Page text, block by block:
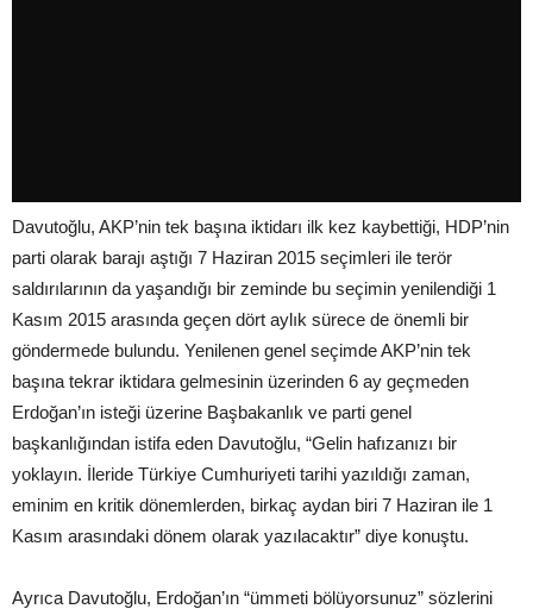
Davutoğlu, AKP’nin tek başına iktidarı ilk kez kaybettiği, HDP’nin
parti olarak barajı aştığı 7 Haziran 2015 seçimleri ile terör
saldırılarının da yaşandığı bir zeminde bu seçimin yenilendiği 1
Kasım 2015 arasında geçen dört aylık sürece de önemli bir
göndermede bulundu. Yenilenen genel seçimde AKP’nin tek
başına tekrar iktidara gelmesinin üzerinden 6 ay geçmeden
Erdoğan’ın isteği üzerine Başbakanlık ve parti genel
başkanlığından istifa eden Davutoğlu, “Gelin hafızanızı bir
yoklayın. İleride Türkiye Cumhuriyeti tarihi yazıldığı zaman,
eminim en kritik dönemlerden, birkaç aydan biri 7 Haziran ile 1
Kasım arasındaki dönem olarak yazılacaktır” diye konuştu.
Ayrıca Davutoğlu, Erdoğan’ın “ümmeti bölüyorsunuz” sözlerini